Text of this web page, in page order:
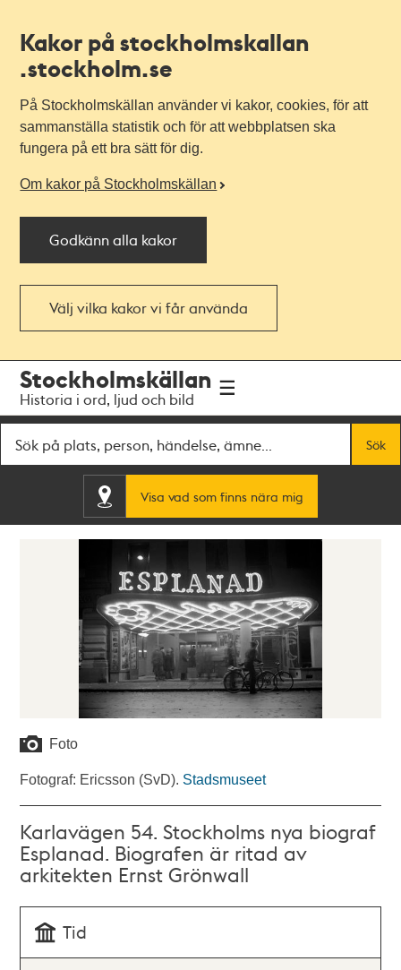
Kakor på stockholmskallan
.stockholm.se
På Stockholmskällan använder vi kakor, cookies, för att
sammanställa statistik och för att webbplatsen ska
fungera på ett bra sätt för dig.
Om kakor på Stockholmskällan
Godkänn alla kakor
Välj vilka kakor vi får använda
navigationen
huvudinnehållet
Stockholmskällan
Historia i ord, ljud och bild
Sök
Visa vad som finns nära mig
Foto
Fotograf: Ericsson (SvD). Stadsmuseet
Karlavägen 54. Stockholms nya biograf
Esplanad. Biografen är ritad av
arkitekten Ernst Grönwall
Tid